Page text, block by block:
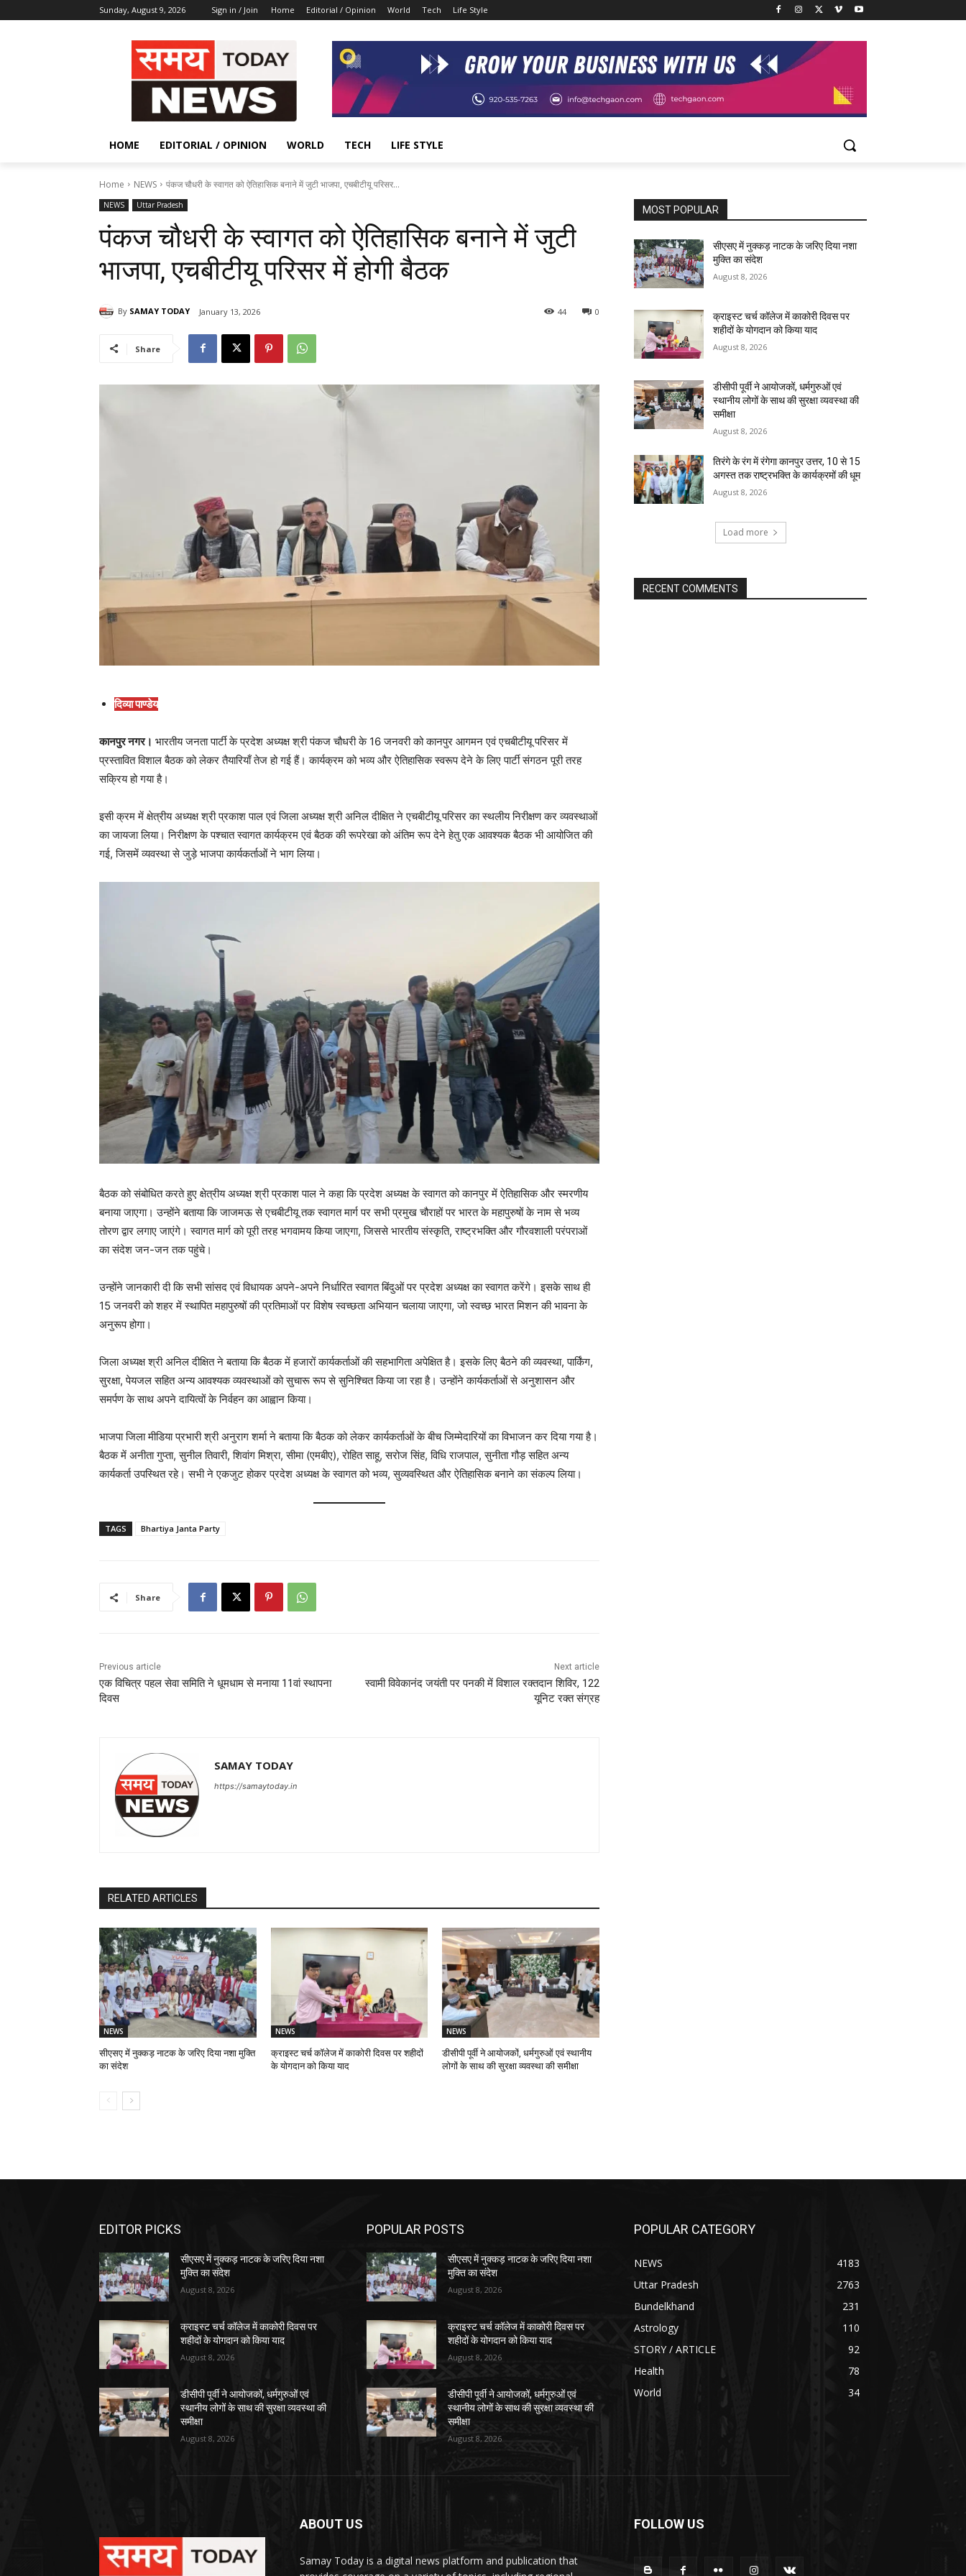
Sunday, August 9, 2026 Sign in / Join Home Editorial / Opinion World Tech Life Style
HOME EDITORIAL / OPINION WORLD TECH LIFE STYLE
Home NEWS पंकज चौधरी के स्वागत को ऐतिहासिक बनाने में जुटी भाजपा, एचबीटीयू परिसर...
NEWS Uttar Pradesh
पंकज चौधरी के स्वागत को ऐतिहासिक बनाने में जुटी
भाजपा, एचबीटीयू परिसर में होगी बैठक
By SAMAY TODAY January 13, 2026 0
44
Share
दिव्या पाण्डेय
कानपुर नगर। भारतीय जनता पार्टी के प्रदेश अध्यक्ष श्री पंकज चौधरी के 16 जनवरी को कानपुर आगमन एवं एचबीटीयू परिसर में
प्रस्तावित विशाल बैठक को लेकर तैयारियाँ तेज हो गई हैं। कार्यक्रम को भव्य और ऐतिहासिक स्वरूप देने के लिए पार्टी संगठन पूरी तरह
सक्रिय हो गया है।
इसी क्रम में क्षेत्रीय अध्यक्ष श्री प्रकाश पाल एवं जिला अध्यक्ष श्री अनिल दीक्षित ने एचबीटीयू परिसर का स्थलीय निरीक्षण कर व्यवस्थाओं
का जायजा लिया। निरीक्षण के पश्चात स्वागत कार्यक्रम एवं बैठक की रूपरेखा को अंतिम रूप देने हेतु एक आवश्यक बैठक भी आयोजित की
गई, जिसमें व्यवस्था से जुड़े भाजपा कार्यकर्ताओं ने भाग लिया।
बैठक को संबोधित करते हुए क्षेत्रीय अध्यक्ष श्री प्रकाश पाल ने कहा कि प्रदेश अध्यक्ष के स्वागत को कानपुर में ऐतिहासिक और स्मरणीय
बनाया जाएगा। उन्होंने बताया कि जाजमऊ से एचबीटीयू तक स्वागत मार्ग पर सभी प्रमुख चौराहों पर भारत के महापुरुषों के नाम से भव्य
तोरण द्वार लगाए जाएंगे। स्वागत मार्ग को पूरी तरह भगवामय किया जाएगा, जिससे भारतीय संस्कृति, राष्ट्रभक्ति और गौरवशाली परंपराओं
का संदेश जन-जन तक पहुंचे।
उन्होंने जानकारी दी कि सभी सांसद एवं विधायक अपने-अपने निर्धारित स्वागत बिंदुओं पर प्रदेश अध्यक्ष का स्वागत करेंगे। इसके साथ ही
15 जनवरी को शहर में स्थापित महापुरुषों की प्रतिमाओं पर विशेष स्वच्छता अभियान चलाया जाएगा, जो स्वच्छ भारत मिशन की भावना के
अनुरूप होगा।
जिला अध्यक्ष श्री अनिल दीक्षित ने बताया कि बैठक में हजारों कार्यकर्ताओं की सहभागिता अपेक्षित है। इसके लिए बैठने की व्यवस्था, पार्किंग,
सुरक्षा, पेयजल सहित अन्य आवश्यक व्यवस्थाओं को सुचारू रूप से सुनिश्चित किया जा रहा है। उन्होंने कार्यकर्ताओं से अनुशासन और
समर्पण के साथ अपने दायित्वों के निर्वहन का आह्वान किया।
भाजपा जिला मीडिया प्रभारी श्री अनुराग शर्मा ने बताया कि बैठक को लेकर कार्यकर्ताओं के बीच जिम्मेदारियों का विभाजन कर दिया गया है।
बैठक में अनीता गुप्ता, सुनील तिवारी, शिवांग मिश्रा, सीमा (एमबीए), रोहित साहू, सरोज सिंह, विधि राजपाल, सुनीता गौड़ सहित अन्य
कार्यकर्ता उपस्थित रहे। सभी ने एकजुट होकर प्रदेश अध्यक्ष के स्वागत को भव्य, सुव्यवस्थित और ऐतिहासिक बनाने का संकल्प लिया।
TAGS Bhartiya Janta Party
Share
Previous article
एक विचित्र पहल सेवा समिति ने धूमधाम से मनाया 11वां स्थापना
दिवस
Next article
स्वामी विवेकानंद जयंती पर पनकी में विशाल रक्तदान शिविर, 122
यूनिट रक्त संग्रह
SAMAY TODAY
https://samaytoday.in
RELATED ARTICLES
NEWS
सीएसए में नुक्कड़ नाटक के जरिए दिया नशा मुक्ति
का संदेश
NEWS
क्राइस्ट चर्च कॉलेज में काकोरी दिवस पर शहीदों
के योगदान को किया याद
NEWS
डीसीपी पूर्वी ने आयोजकों, धर्मगुरुओं एवं स्थानीय
लोगों के साथ की सुरक्षा व्यवस्था की समीक्षा
MOST POPULAR
सीएसए में नुक्कड़ नाटक के जरिए दिया नशा
मुक्ति का संदेश
August 8, 2026
क्राइस्ट चर्च कॉलेज में काकोरी दिवस पर
शहीदों के योगदान को किया याद
August 8, 2026
डीसीपी पूर्वी ने आयोजकों, धर्मगुरुओं एवं
स्थानीय लोगों के साथ की सुरक्षा व्यवस्था की
समीक्षा
August 8, 2026
तिरंगे के रंग में रंगेगा कानपुर उत्तर, 10 से 15
अगस्त तक राष्ट्रभक्ति के कार्यक्रमों की धूम
August 8, 2026
Load more
RECENT COMMENTS
EDITOR PICKS
सीएसए में नुक्कड़ नाटक के जरिए दिया नशा
मुक्ति का संदेश
August 8, 2026
क्राइस्ट चर्च कॉलेज में काकोरी दिवस पर
शहीदों के योगदान को किया याद
August 8, 2026
डीसीपी पूर्वी ने आयोजकों, धर्मगुरुओं एवं
स्थानीय लोगों के साथ की सुरक्षा व्यवस्था की
समीक्षा
August 8, 2026
POPULAR POSTS
सीएसए में नुक्कड़ नाटक के जरिए दिया नशा
मुक्ति का संदेश
August 8, 2026
क्राइस्ट चर्च कॉलेज में काकोरी दिवस पर
शहीदों के योगदान को किया याद
August 8, 2026
डीसीपी पूर्वी ने आयोजकों, धर्मगुरुओं एवं
स्थानीय लोगों के साथ की सुरक्षा व्यवस्था की
समीक्षा
August 8, 2026
POPULAR CATEGORY
NEWS
4183
Uttar Pradesh
2763
Bundelkhand
231
Astrology
110
STORY / ARTICLE
92
Health
78
World
34
ABOUT US
Samay Today is a digital news platform and publication that
FOLLOW US